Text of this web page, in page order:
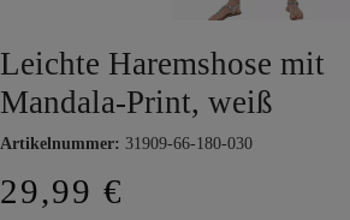
Leichte Haremshose mit
Mandala-Print, weiß
Artikelnummer: 31909-66-180-030
29,99 €